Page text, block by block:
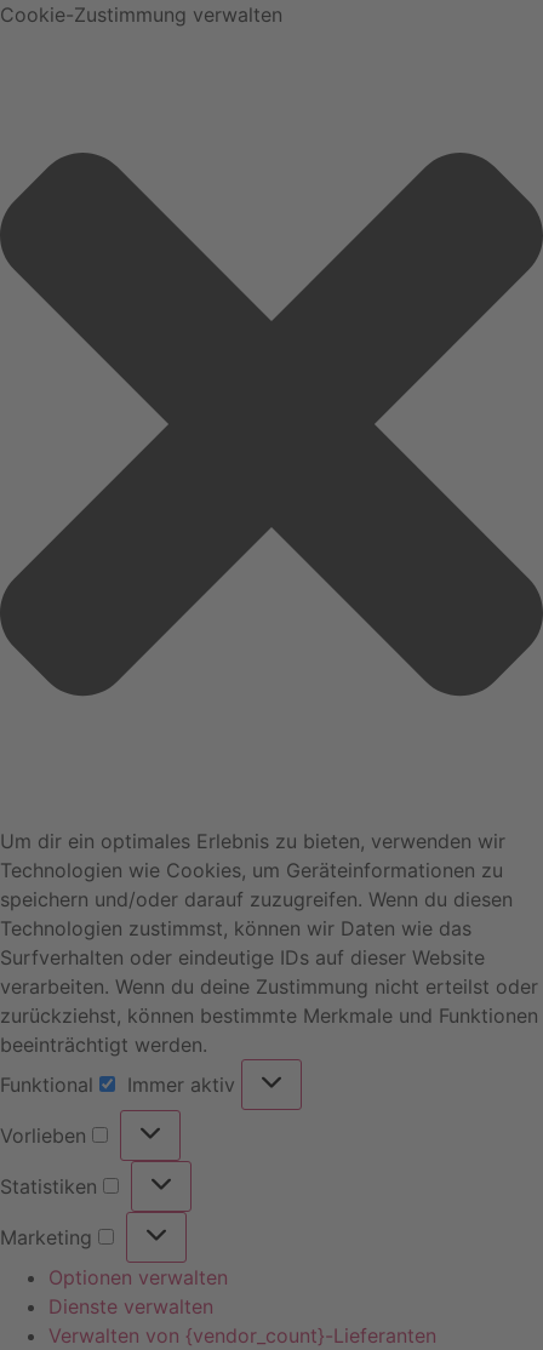
Cookie-Zustimmung verwalten
Um dir ein optimales Erlebnis zu bieten, verwenden wir
Technologien wie Cookies, um Geräteinformationen zu
speichern und/oder darauf zuzugreifen. Wenn du diesen
Technologien zustimmst, können wir Daten wie das
Surfverhalten oder eindeutige IDs auf dieser Website
verarbeiten. Wenn du deine Zustimmung nicht erteilst oder
zurückziehst, können bestimmte Merkmale und Funktionen
beeinträchtigt werden.
Funktional
Immer aktiv
Vorlieben
Statistiken
Marketing
Optionen verwalten
Dienste verwalten
Verwalten von {vendor_count}-Lieferanten